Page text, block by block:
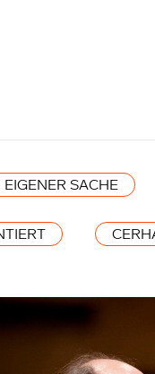
EIGENER SACHE